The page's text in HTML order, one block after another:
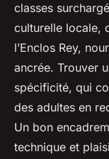
classes
culturelle locale,
l’Enclos Rey,
ancrée. Trouver
spécificité, qui
des adultes en
Un bon
technique et